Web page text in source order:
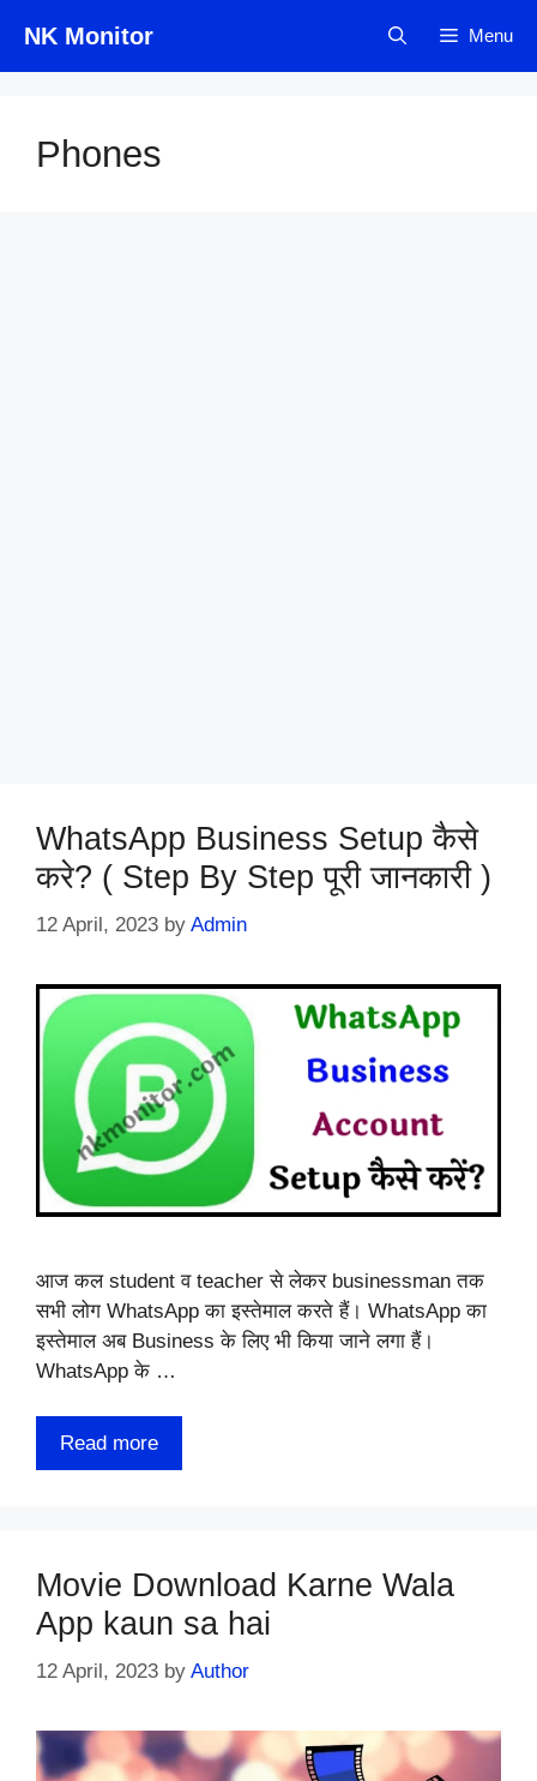
content
NK Monitor Menu
Phones
WhatsApp Business Setup कैसे
करे? ( Step By Step पूरी जानकारी )
12 April, 2023 by Admin
आज कल student व teacher से लेकर businessman तक
सभी लोग WhatsApp का इस्तेमाल करते हैं। WhatsApp का
इस्तेमाल अब Business के लिए भी किया जाने लगा हैं।
WhatsApp के …
Read more
Movie Download Karne Wala
App kaun sa hai
12 April, 2023 by Author